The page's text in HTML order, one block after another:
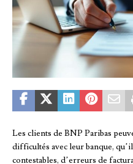
Les clients de BNP Paribas
difficultés avec leur banque,
contestables, d’erreurs de